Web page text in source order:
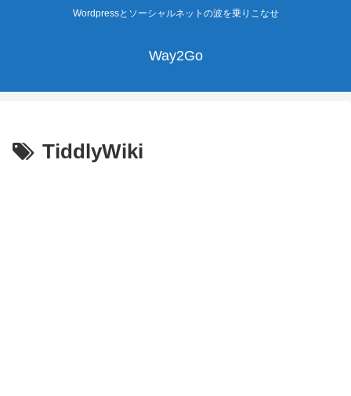
Wordpressとソーシャルネットの波を乗りこなせ
Way2Go
TiddlyWiki